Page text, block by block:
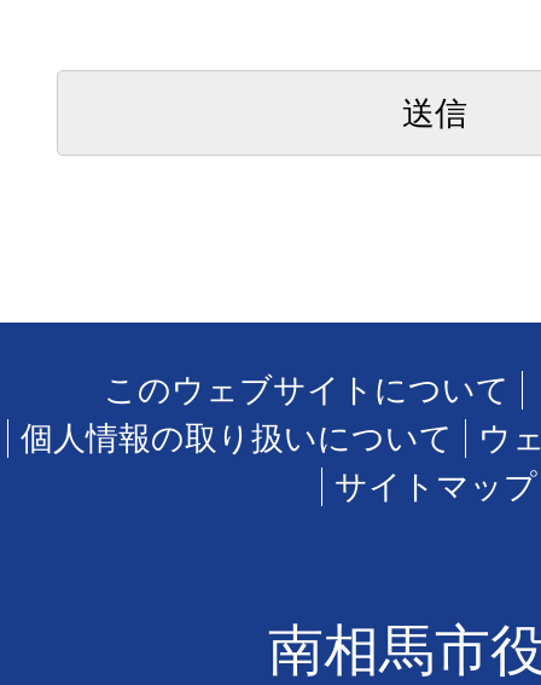
このウェブサイトについて
個人情報の取り扱いについて
ウ
サイトマップ
南相馬市